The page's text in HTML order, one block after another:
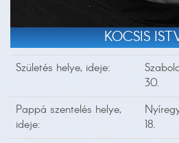
KOCSIS
Születés helye, ideje:
30.
Pappá szentelés helye,
ideje:
18.